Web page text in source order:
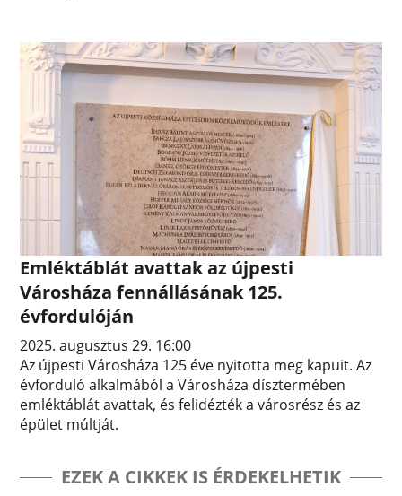
Emléktáblát avattak az újpesti
Városháza fennállásának 125.
évfordulóján
2025. augusztus 29. 16:00
Az újpesti Városháza 125 éve nyitotta meg kapuit. Az
évforduló alkalmából a Városháza dísztermében
emléktáblát avattak, és felidézték a városrész és az
épület múltját.
EZEK A CIKKEK IS ÉRDEKELHETIK